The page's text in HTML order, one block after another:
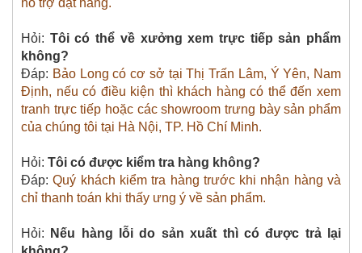
Hỏi: Tôi có thể về xưởng xem trực tiếp sản phẩm
không?
Đáp: Bảo Long có cơ sở tại Thị Trấn Lâm, Ý Yên, Nam
Định, nếu có điều kiện thì khách hàng có thể đến xem
tranh trực tiếp hoặc các showroom trưng bày sản phẩm
của chúng tôi tại Hà Nội, TP. Hồ Chí Minh.
Hỏi: Tôi có được kiểm tra hàng không?
Đáp:Quý khách kiểm tra hàng trước khi nhận hàng và
chỉ thanh toán khi thấy ưng ý về sản phẩm.
Hỏi:
Nếu hàng lỗi do sản xuất thì có được trả lại